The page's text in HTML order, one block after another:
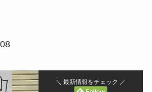
＼ 最新情報をチェック ／